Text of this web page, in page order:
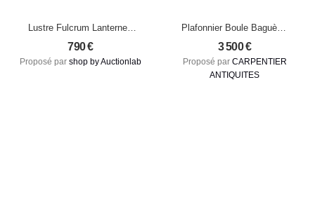
Lustre Fulcrum Lanterne :
Alliance de Laiton et de
Verre Soufflé Artisanal
790€
Proposé par shop by Auctionlab
Plafonnier Boule Baguès :
Une Composition Florale
en Cristal et Bronze Doré
3 500€
Proposé par CARPENTIER
ANTIQUITES